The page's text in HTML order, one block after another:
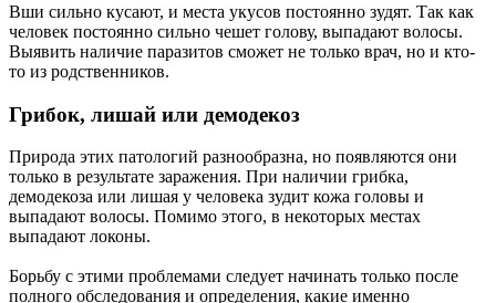
Вши сильно кусают, и места укусов постоянно зудят. Так как
человек постоянно сильно чешет голову, выпадают волосы.
Выявить наличие паразитов сможет не только врач, но и кто-
то из родственников.
Грибок, лишай или демодекоз
Природа этих патологий разнообразна, но появляются они
только в результате заражения. При наличии грибка,
демодекоза или лишая у человека зудит кожа головы и
выпадают волосы. Помимо этого, в некоторых местах
выпадают локоны.
Борьбу с этими проблемами следует начинать только после
полного обследования и определения, какие именно